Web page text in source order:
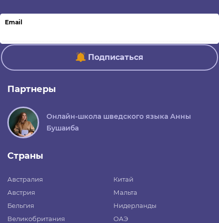
Email
Подписаться
Партнеры
Онлайн-школа шведского языка Анны
Бушаиба
Страны
Австралия
Австрия
Бельгия
Великобритания
Китай
Мальта
Нидерланды
ОАЭ